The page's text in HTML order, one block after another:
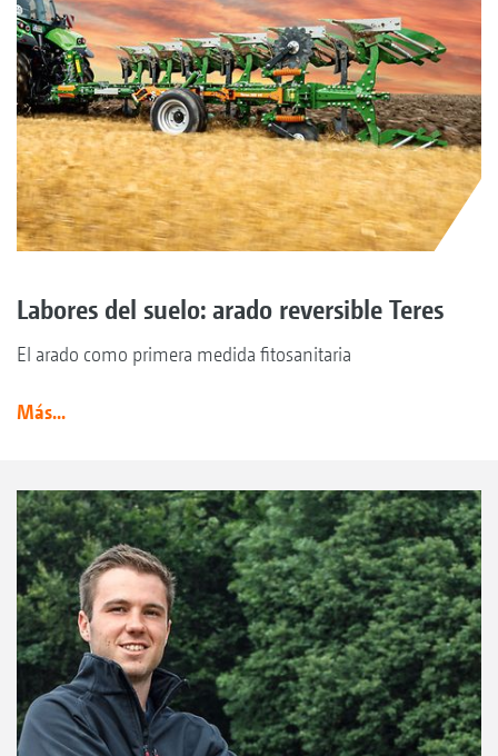
Labores del suelo: arado reversible Teres
El arado como primera medida fitosanitaria
Más...